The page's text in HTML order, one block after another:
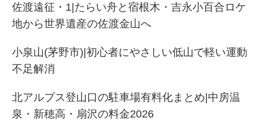
佐渡遠征・1|たらい舟と宿根木・吉永小百合ロケ
地から世界遺産の佐渡金山へ
小泉山(茅野市)|初心者にやさしい低山で軽い運動
不足解消
北アルプス登山口の駐車場有料化まとめ|中房温
泉・新穂高・扇沢の料金2026